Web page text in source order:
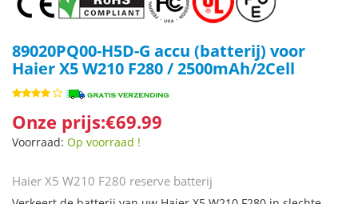
89020PQ00-H5D-G accu (batterij) voor
Haier X5 W210 F280 / 2500mAh/2Cell
Onze prijs:€69.99
Voorraad: Op voorraad !
Haier X5 W210 F280 reserve batterij